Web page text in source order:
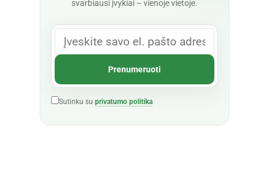
svarbiausi įvykiai – vienoje vietoje.
Sutinku su privatumo politika